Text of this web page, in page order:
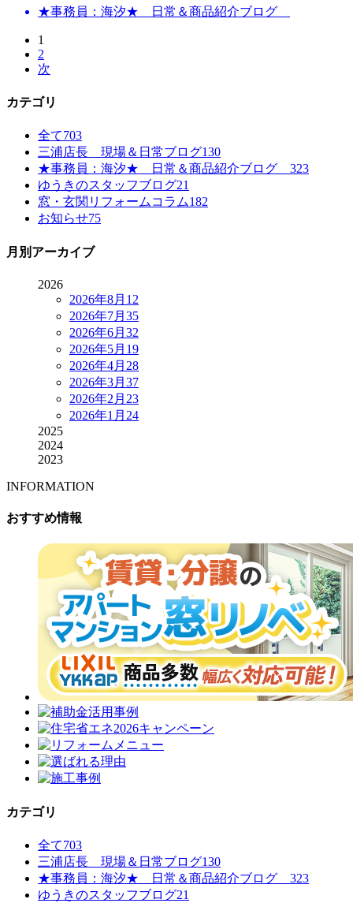
★事務員：海汐★ 日常＆商品紹介ブログ
1
2
次
カテゴリ
全て703
三浦店長 現場＆日常ブログ130
★事務員：海汐★ 日常＆商品紹介ブログ 323
ゆうきのスタッフブログ21
窓・玄関リフォームコラム182
お知らせ75
月別アーカイブ
2026
2026年8月 12
2026年7月 35
2026年6月 32
2026年5月 19
2026年4月 28
2026年3月 37
2026年2月 23
2026年1月 24
2025
2024
2023
INFORMATION
おすすめ情報
カテゴリ
全て703
三浦店長 現場＆日常ブログ130
★事務員：海汐★ 日常＆商品紹介ブログ 323
ゆうきのスタッフブログ21